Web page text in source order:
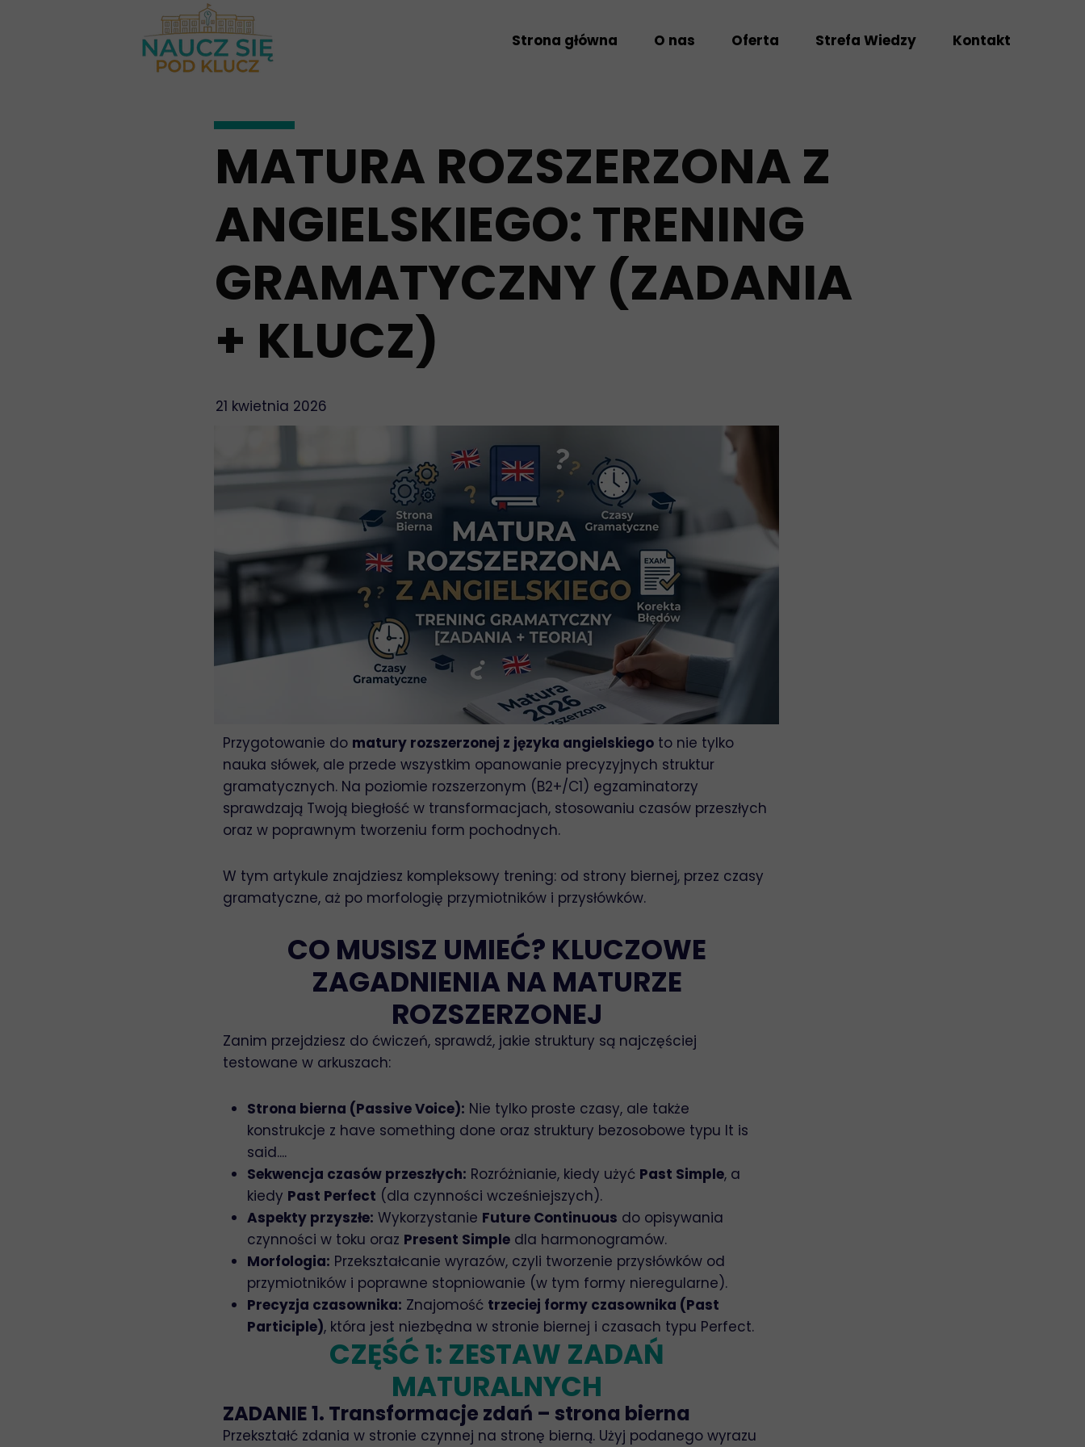
Strona główna O nas Oferta Strefa Wiedzy Kontakt
MATURA ROZSZERZONA Z
ANGIELSKIEGO: TRENING
GRAMATYCZNY (ZADANIA
+ KLUCZ)
21 kwietnia 2026
Przygotowanie do matury rozszerzonej z języka angielskiego to nie tylko
nauka słówek, ale przede wszystkim opanowanie precyzyjnych struktur
gramatycznych. Na poziomie rozszerzonym (B2+/C1) egzaminatorzy
sprawdzają Twoją biegłość w transformacjach, stosowaniu czasów przeszłych
oraz w poprawnym tworzeniu form pochodnych.
W tym artykule znajdziesz kompleksowy trening: od strony biernej, przez czasy
gramatyczne, aż po morfologię przymiotników i przysłówków.
CO MUSISZ UMIEĆ? KLUCZOWE
ZAGADNIENIA NA MATURZE
ROZSZERZONEJ
Zanim przejdziesz do ćwiczeń, sprawdź, jakie struktury są najczęściej
testowane w arkuszach:
Strona bierna (Passive Voice): Nie tylko proste czasy, ale także
konstrukcje z have something done oraz struktury bezosobowe typu It is
said....
Sekwencja czasów przeszłych: Rozróżnianie, kiedy użyć Past Simple, a
kiedy Past Perfect (dla czynności wcześniejszych).
Aspekty przyszłe: Wykorzystanie Future Continuous do opisywania
czynności w toku oraz Present Simple dla harmonogramów.
Morfologia: Przekształcanie wyrazów, czyli tworzenie przysłówków od
przymiotników i poprawne stopniowanie (w tym formy nieregularne).
Precyzja czasownika: Znajomość trzeciej formy czasownika (Past
Participle), która jest niezbędna w stronie biernej i czasach typu Perfect.
CZĘŚĆ 1: ZESTAW ZADAŃ
MATURALNYCH
ZADANIE 1. Transformacje zdań – strona bierna
Przekształć zdania w stronie czynnej na stronę bierną. Użyj podanego wyrazu